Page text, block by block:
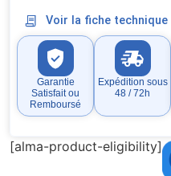
Voir la fiche technique
Garantie
Satisfait ou
Remboursé
Expédition sous
48 / 72h
[alma-product-eligibility]